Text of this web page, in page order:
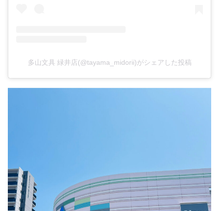
多山文具 緑井店(@tayama_midorii)がシェアした投稿